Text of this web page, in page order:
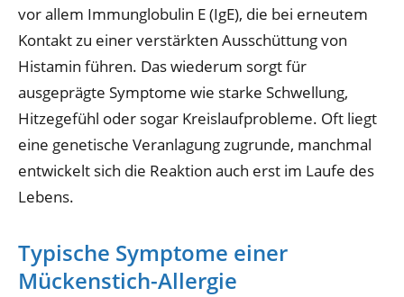
vor allem Immunglobulin E (IgE), die bei erneutem
Kontakt zu einer verstärkten Ausschüttung von
Histamin führen. Das wiederum sorgt für
ausgeprägte Symptome wie starke Schwellung,
Hitzegefühl oder sogar Kreislaufprobleme. Oft liegt
eine genetische Veranlagung zugrunde, manchmal
entwickelt sich die Reaktion auch erst im Laufe des
Lebens.
Typische Symptome einer
Mückenstich-Allergie